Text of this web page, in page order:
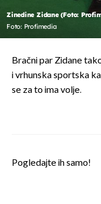
Zinedine Zidane (Foto:
Foto: Profimedia
Bračni par Zidane
i vrhunska sportska
se za to ima volje.
Pogledajte ih samo!